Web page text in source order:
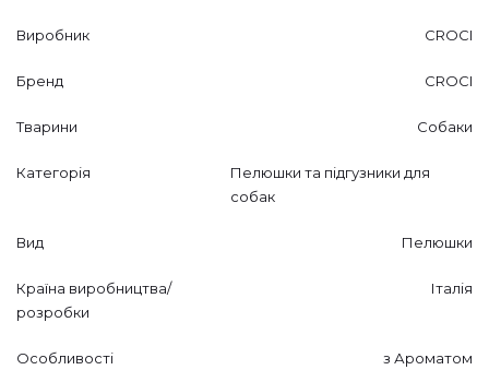
Виробник CROCI
Бренд CROCI
Тварини Собаки
Категорія
Пелюшки та підгузники для
собак
Вид Пелюшки
Країна виробництва/
розробки
Італія
Особливості з Ароматом